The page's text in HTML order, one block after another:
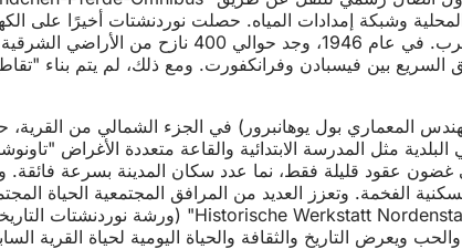
حديثًا (المهندس المعماري بول يوهانبرور) في الجزء الشمالي
الفخمة. وتعزز العديد من المرافق المجتمعية الحياة